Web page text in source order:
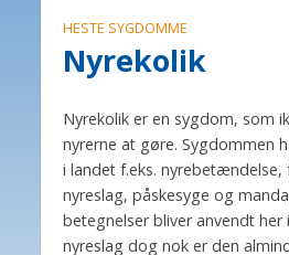
HESTE SYGDOMME
Nyrekolik
Nyrekolik er en sygdom, som
nyrerne at gøre. Sygdommen
i landet f.eks. nyrebetændelse,
nyreslag, påskesyge og
betegnelser bliver anvendt her
nyreslag dog nok er den